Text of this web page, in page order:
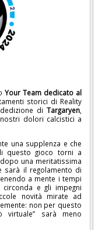
Your Team dedicato al
storici di Reality
di Targaryen,
dolori calcistici a
una supplenza e che
questo gioco torni a
una meritatissima
sarà il regolamento di
a mente i tempi
e gli impegni
novità mirate ad
non per questo
virtuale” sarà meno